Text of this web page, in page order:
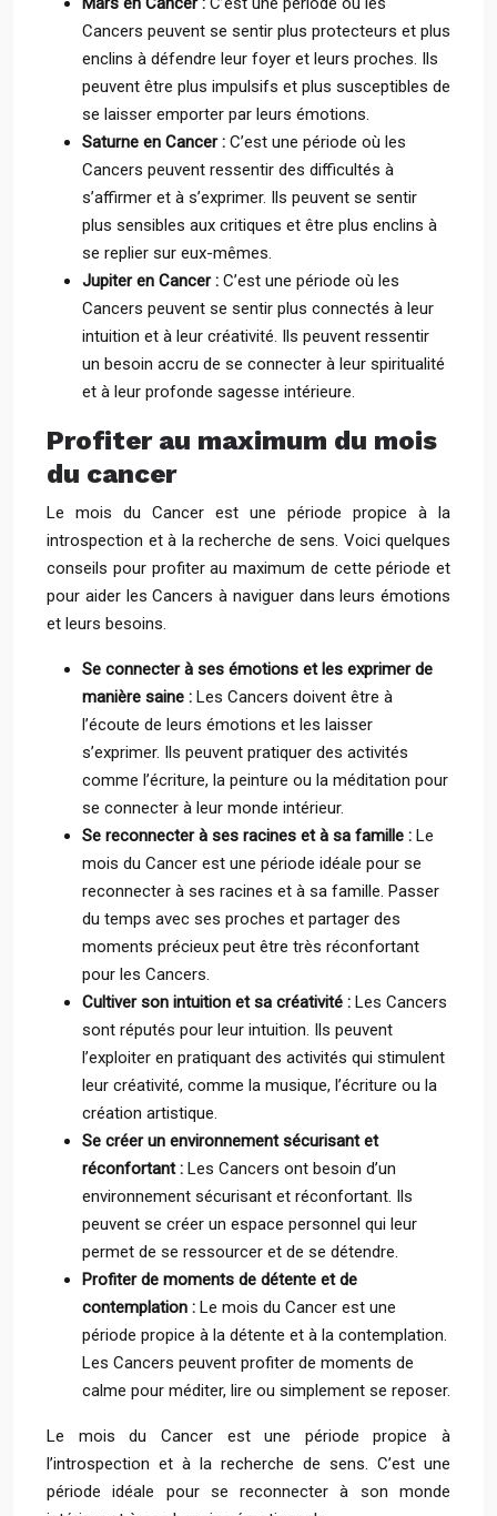
Cancers peuvent se sentir plus protecteurs et plus
enclins à défendre leur foyer et leurs proches. Ils
peuvent être plus impulsifs et plus susceptibles de
se laisser emporter par leurs émotions.
Saturne en Cancer : C’est une période où les
Cancers peuvent ressentir des difficultés à
s’affirmer et à s’exprimer. Ils peuvent se sentir
plus sensibles aux critiques et être plus enclins à
se replier sur eux-mêmes.
Jupiter en Cancer : C’est une période où les
Cancers peuvent se sentir plus connectés à leur
intuition et à leur créativité. Ils peuvent ressentir
un besoin accru de se connecter à leur spiritualité
et à leur profonde sagesse intérieure.
Profiter au maximum du mois
du cancer
Le mois du Cancer est une période propice à la
introspection et à la recherche de sens. Voici quelques
conseils pour profiter au maximum de cette période et
pour aider les Cancers à naviguer dans leurs émotions
et leurs besoins.
Se connecter à ses émotions et les exprimer de
manière saine : Les Cancers doivent être à
l’écoute de leurs émotions et les laisser
s’exprimer. Ils peuvent pratiquer des activités
comme l’écriture, la peinture ou la méditation pour
se connecter à leur monde intérieur.
Se reconnecter à ses racines et à sa famille : Le
mois du Cancer est une période idéale pour se
reconnecter à ses racines et à sa famille. Passer
du temps avec ses proches et partager des
moments précieux peut être très réconfortant
pour les Cancers.
Cultiver son intuition et sa créativité : Les Cancers
sont réputés pour leur intuition. Ils peuvent
l’exploiter en pratiquant des activités qui stimulent
leur créativité, comme la musique, l’écriture ou la
création artistique.
Se créer un environnement sécurisant et
réconfortant : Les Cancers ont besoin d’un
environnement sécurisant et réconfortant. Ils
peuvent se créer un espace personnel qui leur
permet de se ressourcer et de se détendre.
Profiter de moments de détente et de
contemplation : Le mois du Cancer est une
période propice à la détente et à la contemplation.
Les Cancers peuvent profiter de moments de
calme pour méditer, lire ou simplement se reposer.
Le mois du Cancer est une période propice à
l’introspection et à la recherche de sens. C’est une
période idéale pour se reconnecter à son monde